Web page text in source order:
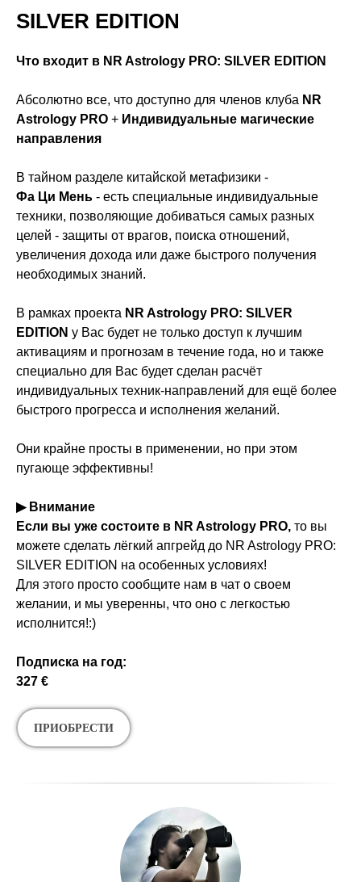
SILVER EDITION
Что входит в NR Astrology PRO: SILVER EDITION
Абсолютно все, что доступно для членов клуба NR
Astrology PRO + Индивидуальные магические
направления
В тайном разделе китайской метафизики -
Фа Ци Мень - есть специальные индивидуальные
техники, позволяющие добиваться самых разных
целей - защиты от врагов, поиска отношений,
увеличения дохода или даже быстрого получения
необходимых знаний.
В рамках проекта NR Astrology PRO: SILVER
EDITION у Вас будет не только доступ к лучшим
активациям и прогнозам в течение года, но и также
специально для Вас будет сделан расчёт
индивидуальных техник-направлений для ещё более
быстрого прогресса и исполнения желаний.
Они крайне просты в применении, но при этом
пугающе эффективны!
▶ Внимание
Если вы уже состоите в NR Astrology PRO, то вы
можете сделать лёгкий апгрейд до NR Astrology PRO:
SILVER EDITION на особенных условиях!
Для этого просто сообщите нам в чат о своем
желании, и мы уверенны, что оно с легкостью
исполнится!:)
Подписка на год:
327 €
ПРИОБРЕСТИ